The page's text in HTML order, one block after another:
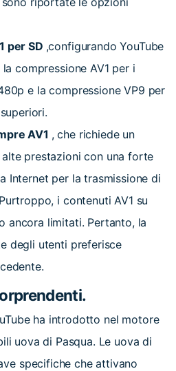
per SD ,configurando YouTube
compressione AV1 per i
e la compressione VP9 per
AV1 , che richiede un
prestazioni con una forte
Internet per la trasmissione di
i contenuti AV1 su
ancora limitati. Pertanto, la
degli utenti preferisce
ha introdotto nel motore
uova di Pasqua. Le uova di
specifiche che attivano